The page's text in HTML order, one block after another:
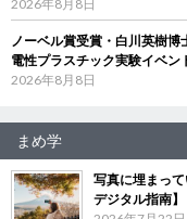
2026年8月8日
ノーベル賞受賞・白川英樹
電性プラスチック実験イベン
2026年8月8日
まめ学
写真に埋まっ
デジタル指南】